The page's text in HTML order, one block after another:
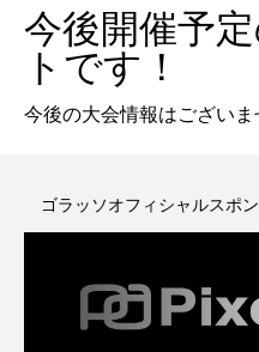
今後開催予
トです！
今後の大会情報はございま
ゴラッソオフィシャルスポ